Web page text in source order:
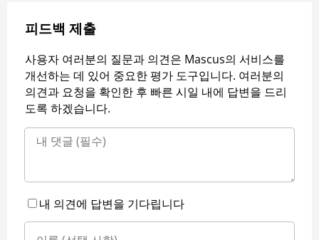
피드백 제출
사용자 여러분의 질문과 의견은 Mascus의 서비스를
개선하는 데 있어 중요한 평가 도구입니다. 여러분의
의견과 요청을 확인한 후 빠른 시일 내에 답변을 드리
도록 하겠습니다.
내 의견에 답변을 기다립니다